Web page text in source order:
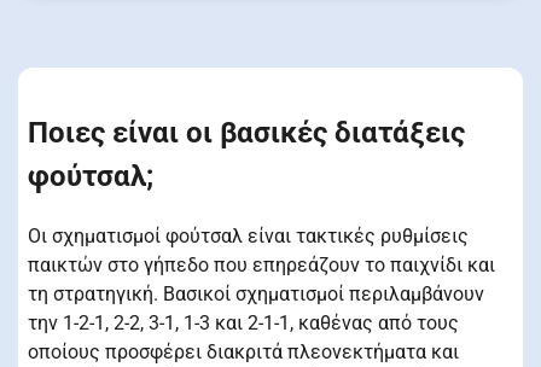
Ποιες είναι οι βασικές διατάξεις
φούτσαλ;
Οι σχηματισμοί φούτσαλ είναι τακτικές ρυθμίσεις
παικτών στο γήπεδο που επηρεάζουν το παιχνίδι και
τη στρατηγική. Βασικοί σχηματισμοί περιλαμβάνουν
την 1-2-1, 2-2, 3-1, 1-3 και 2-1-1, καθένας από τους
οποίους προσφέρει διακριτά πλεονεκτήματα και